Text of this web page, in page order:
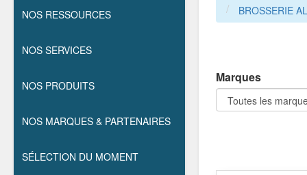
NOS RESSOURCES
NOS SERVICES
NOS PRODUITS
NOS MARQUES & PARTENAIRES
SÉLECTION DU MOMENT
BROSSERIE
Marques